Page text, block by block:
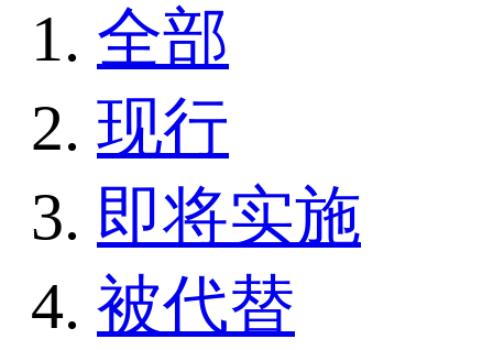
全部
现行
即将实施
被代替